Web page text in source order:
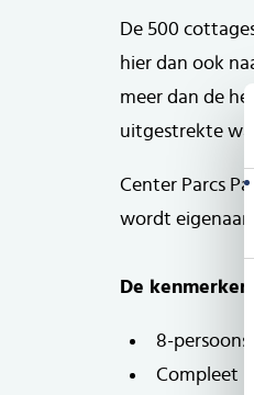
Plattegrond
De 500
hier dan ook
meer dan de
uitgestrekte
Center Parcs
wordt eigenaar
De kenmerken:
8-
Compleet